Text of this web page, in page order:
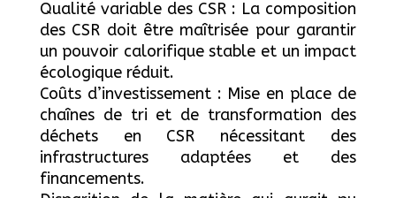
Qualité variable des CSR : La composition
des CSR doit être maîtrisée pour garantir
un pouvoir calorifique stable et un impact
écologique réduit.
Coûts d’investissement : Mise en place de
chaînes de tri et de transformation des
déchets en CSR nécessitant des
infrastructures adaptées et des
financements.